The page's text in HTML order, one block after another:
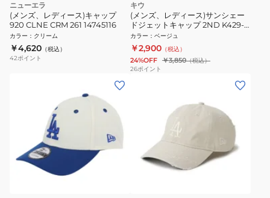
ニューエラ
(メンズ、レディース)キャップ
920 CLNE CRM 261 14745116
カラー ： クリーム
￥4,620 （税込）
42ポイント
キウ
(メンズ、レディース)サンシェー
ドジェットキャップ 2ND K429-
911
カラー ： ベージュ
￥2,900 （税込）
24%OFF ￥3,850（税込）
26ポイント